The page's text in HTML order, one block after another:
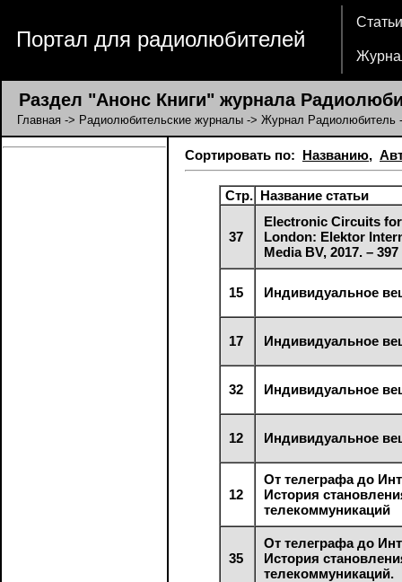
Портал для радиолюбителей
Статьи
Раздел "Анонс Книги" журнала
Главная -> Радиолюбительские журналы -> Журнал Радиолюбитель
Сортировать по: Названию,
Стр. Название статьи
37
Electronic Circuits
London: Elektor
Media BV, 2017. – 397
15 Индивидуальное
17 Индивидуальное
32 Индивидуальное
12 Индивидуальное
12
От телеграфа до
История
телекоммуникаций
35
От телеграфа до
История
телекоммуникаций.